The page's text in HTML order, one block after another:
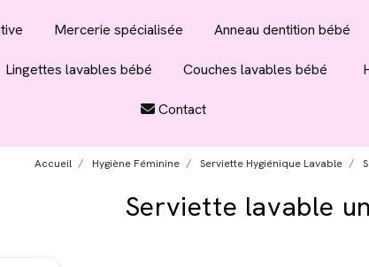
Mercerie spécialisée Anneau dentition bébé
Lingettes lavables bébé Couches lavables bébé
Contact
Accueil Hygiène Féminine Serviette Hygiénique Lavable
Serviette lavable